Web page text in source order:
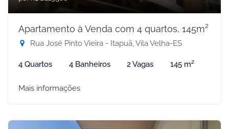
Apartamento à Venda com 4 quartos, 145m²
Rua José Pinto Vieira - Itapuã, Vila Velha-ES
4 Quartos 4 Banheiros 2 Vagas 145 m²
Mais informações